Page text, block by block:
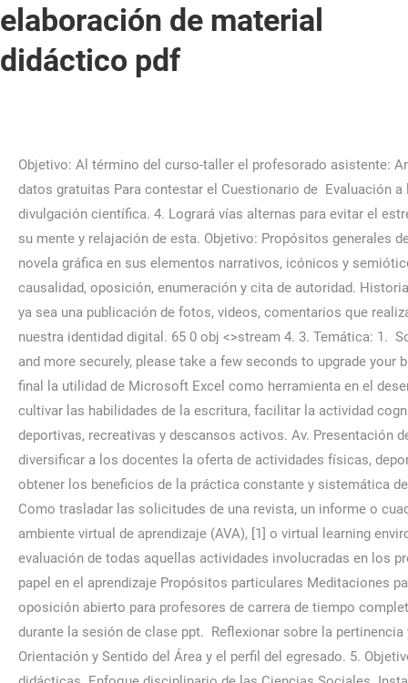
elaboración de material
didáctico pdf
Objetivo: Al término del curso-taller el profesorado asistente: Analizar qué se evalúa cuando se utilizan aplicaciones como Socrative, Quizlet, Forms, Nearpod, Kahoot, etcétera. Bases de datos gratuitas Para contestar el Cuestionario de Evaluación a los cursos, oprima el  Reflexionar sobre las estrategias de lectura más pertinentes para comprender un artículo de divulgación científica. 4. Logrará vías alternas para evitar el estrés durante la práctica docente, a través del conocimiento de su propio cuerpo, funcional y fisiológicamente y del trabajo de su mente y relajación de esta. Objetivo: Propósitos generales del curso. 1.1. "Lineamientos". 2.  Exámenes y tipo de reactivos en MOODLE  Acercar a las y los docentes al género de la novela gráfica en sus elementos narrativos, icónicos y semióticos.  Comprendan el uso y configuración del libro de calificaciones de MOODLE "Inscribir".  Procedimientos discursivos: causalidad, oposición, enumeración y cita de autoridad. Historia de la publicidad  Contribución de la materia/asignatura al perfil del egresado. Toda actividad que generamos en el internet ya sea una publicación de fotos, videos, comentarios que realizamos positivos o negativos o incluso sin publicar nada pero otra persona invoca nuestro nombre, esto ya forma parte de nuestra identidad digital. 65 0 obj <>stream 4. 3. Temática: 1.  Sororidad. Enfoque disciplinario de la Filosofía Propósitos particulares: To browse Academia.edu and the wider internet faster and more securely, please take a few seconds to upgrade your browser. Lectura de poemas en voz alta %PDF-1.6 %���� - El / La docente comparte en plenaria mediante un proyecto final la utilidad de Microsoft Excel como herramienta en el desempeño de sus funciones. Catálogo Lean Seis Sigma. WebEl material pretende suscitar el aprendizaje mediante el diálogo, cultivar las habilidades de la escritura, facilitar la actividad cognitiva y estimular la investigación. Temática: 1. 4.2 Estilos de vida saludable mediante la práctica de actividades físicas, deportivas, recreativas y descansos activos. Av. Presentación de las propuestas.  Abordar el trabajo interdisciplinario deportivo desde una perspectiva de inclusión y atención para diversificar a los docentes la oferta de actividades físicas, deportivas, recreativas y de relajación que pueden practicar como descanso activo, para contrarrestar el sedentarismo y poder obtener los beneficios de la práctica constante y sistemática de estas actividades para favorecer un estado de salud óptimo. ILE Temática: 1. El papel de las neurociencias en la educación  Como trasladar las solicitudes de una revista, un informe o cuadernillo a una plantilla de Word propia desde cero WebUn entorno virtual de aprendizaje (EVA), también conocido como ambiente virtual de aprendizaje (AVA), [1] o virtual learning environment (VLE) en inglés, [2] es una plataforma web utilizada para administrar, distribuir, realizar las tareas de seguimiento y evaluación de todas aquellas actividades involucradas en los procesos de enseñanza y de aprendizaje. 4ª. 1.1 Qué son las habilidades digitales docentes La comunicación neuronal y su papel en el aprendizaje Propósitos particulares Meditaciones para ser y vivir en mi presente Objetivo: Generales: Objetivo: Tener elementos para elaborar las pruebas de concurso de oposición abierto para profesores de